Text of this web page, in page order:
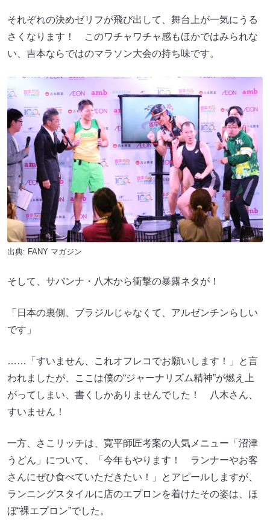
それぞれの決めゼリフが飛び出して、舞台上が一気にうる
さくなります！ このワチャワチャ感もほかではみられな
い、吉本ならではのマラソン大会の持ち味です。
出典: FANY マガジン
そして、サバンナ・八木から衝撃の暴露ネタが！
「日本の裏側、ブラジルじゃなくて、アルゼンチンらしい
です」
……「すいません、これオフレコでお願いします！」と言
われましたが、ここは僕の“ジャーナリズム精神”が燃え上
がってしまい、書くしかありませんでした！ 八木さん、
すいません！
一方、さこリッチは、寛平師匠考案の人気メニュー「沼津
うどん」について、「今年もやります！ ランナーやお客
さんにぜひ食べていただきたい！」とアピールしますが、
ランニングスタイルに店のエプロンを着けたその姿は、ほ
ぼ“裸エプロン”でした。